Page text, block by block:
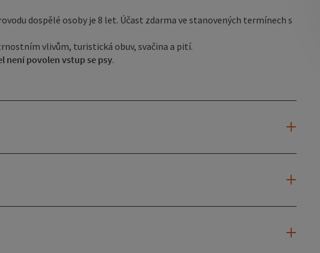
dospělé osoby je 8 let. Účast zdarma ve stanovených termínech s
vlivům, turistická obuv, svačina a pití.
není povolen vstup se psy.